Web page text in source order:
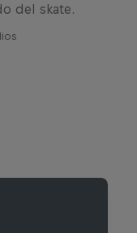
del skate.